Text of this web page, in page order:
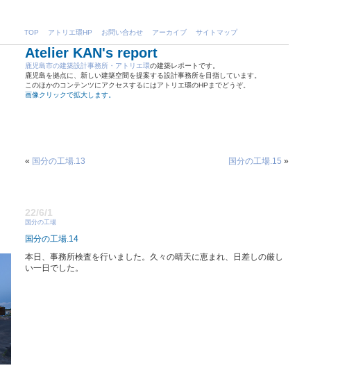
TOP アトリエ環HP お問い合わせ アーカイブ サイトマップ
Atelier KAN's report
鹿児島市の建築設計事務所・アトリエ環の建築レポートです。
鹿児島を拠点に、新しい建築空間を提案する設計事務所を目指しています。
このほかのコンテンツにアクセスするにはアトリエ環のHPまでどうぞ。
画像クリックで拡大します。
« 国分の工場.13 国分の工場.15 »
22/6/1
国分の工場
国分の工場.14
本日、事務所検査を行いました。久々の晴天に恵まれ、日差しの厳し
い一日でした。